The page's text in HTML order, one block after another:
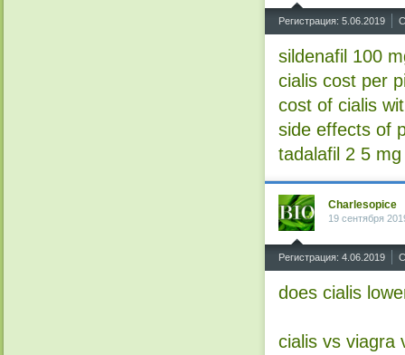
Регистрация: 5.06.2019
sildenafil 100
cialis cost per
cost of cialis
side effects of
tadalafil 2 5
Charlesopice
19 сентября
Регистрация: 4.06.2019
does cialis
cialis vs viagra